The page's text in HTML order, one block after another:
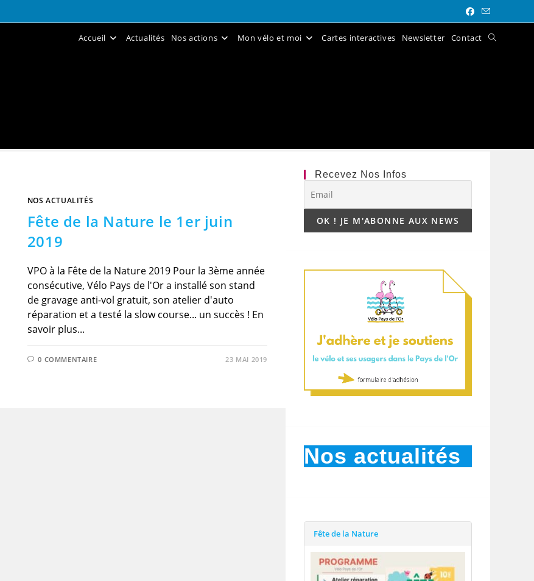
Accueil Actualités Nos actions Mon vélo et moi Cartes interactives Newsletter Contact
Toggle
NOS ACTUALITÉS
Fête de la Nature le 1er juin
2019
VPO à la Fête de la Nature 2019 Pour la 3ème année
consécutive, Vélo Pays de l'Or a installé son stand
de gravage anti-vol gratuit, son atelier d'auto
réparation et a testé la slow course... un succès ! En
savoir plus...
0 COMMENTAIRE 23 MAI 2019
Recevez Nos Infos
Nos actualités
Fête de la Nature